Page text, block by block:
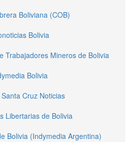
Boliviana (COB)
Bolivia
Trabajadores Mineros de Bolivia
Bolivia
Cruz Noticias
Libertarias de Bolivia
Bolivia (Indymedia Argentina)